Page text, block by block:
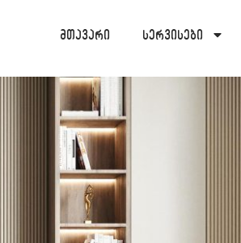
მთავარი სერვისები